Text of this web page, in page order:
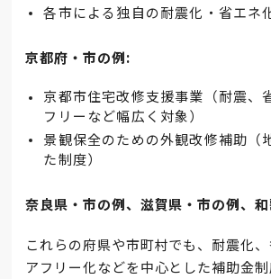
各市による独自の耐震化・省エネ
京都府・市の例:
京都市住宅改修支援事業（耐震、
フリーなど幅広く対象）
景観保全のための外観改修補助（
た制度）
奈良県・市の例、滋賀県・市の例、
これらの府県や市町村でも、耐震化
アフリー化などを中心とした補助金